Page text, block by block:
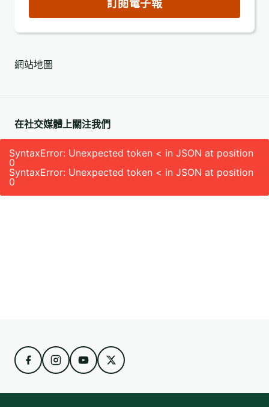
件
地
(必
訂閱電子報
網站地圖
在社交媒體上關注我們
SyntaxError: Unexpected token < in JSON at position
0
SyntaxError: Unexpected token < in JSON at position
0